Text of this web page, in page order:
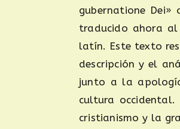
gubernatione Dei»
traducido ahora al
latín. Este texto
descripción y el
junto a la
cultura occidental.
cristianismo y la